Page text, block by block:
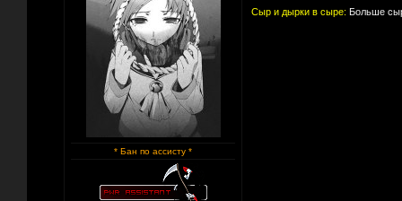
* Бан по ассисту *
Сыр и дырки в сыре: Больше